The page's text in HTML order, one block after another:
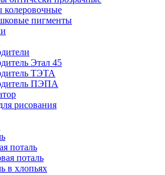
колеровочные
пигменты
Этал 45
ТЭТА
ПЭПА
рисования
поталь
поталь
в хлопьях